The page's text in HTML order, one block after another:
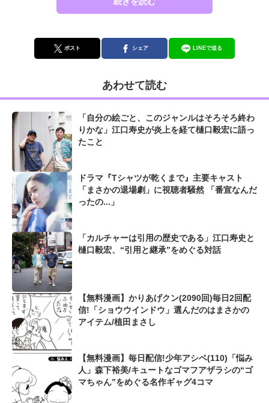
ポスト シェア LINEで送る
あわせて読む
「自分の絵ごと、このジャンルはそろそろ終わ
りかな」江口寿史が炎上を経て樋口毅宏に語っ
たこと
ドラマ『Tシャツが乾くまで』主要キャスト
「まさかの退場劇」に視聴者騒然 「番宣なんだ
ったの...」
「カルチャーは引用の歴史である」江口寿史と
樋口毅宏、“引用と継承”をめぐる対話
【無料漫画】かりあげクン(2090回)毎日2回配
信!「ショウウインドウ」選んだのはまさかの
アイテム/植田まさし
【無料漫画】毎日配信!少年アシベ(110)「悩み
人」森下裕美/キュートなゴマフアザラシの“ゴ
マちゃん”をめぐる名作ギャグ4コマ